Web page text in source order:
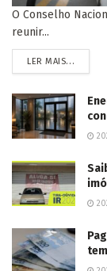
O Conselho
reunir...
LER MAIS...